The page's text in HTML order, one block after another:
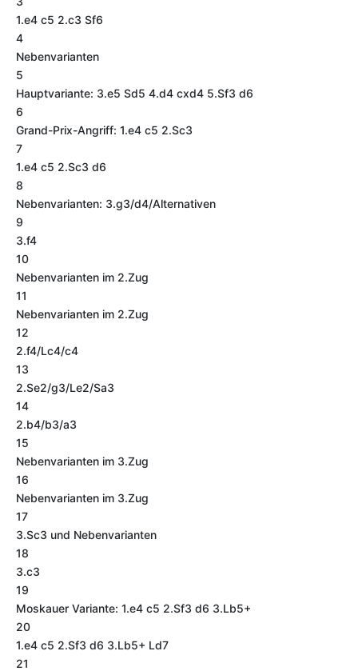
1.e4 c5 2.c3 Sf6
4
Nebenvarianten
5
Hauptvariante: 3.e5 Sd5 4.d4 cxd4 5.Sf3 d6
6
Grand-Prix-Angriff: 1.e4 c5 2.Sc3
7
1.e4 c5 2.Sc3 d6
8
Nebenvarianten: 3.g3/d4/Alternativen
9
3.f4
10
Nebenvarianten im 2.Zug
11
Nebenvarianten im 2.Zug
12
2.f4/Lc4/c4
13
2.Se2/g3/Le2/Sa3
14
2.b4/b3/a3
15
Nebenvarianten im 3.Zug
16
Nebenvarianten im 3.Zug
17
3.Sc3 und Nebenvarianten
18
3.c3
19
Moskauer Variante: 1.e4 c5 2.Sf3 d6 3.Lb5+
20
1.e4 c5 2.Sf3 d6 3.Lb5+ Ld7
21